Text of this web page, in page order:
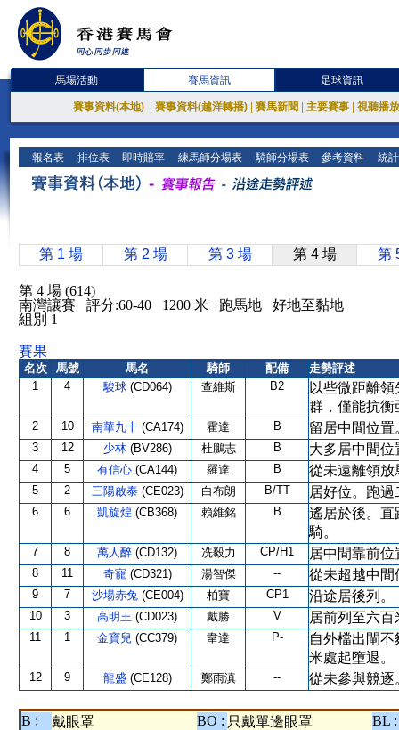
馬場活動 賽馬資訊 足球資訊
賽事資料(本地) 賽事資料(越洋轉播) 賽馬新聞 主要賽事 視聽播
報名表 排位表 即時賠率 練馬師分場表 騎師分場表 參考資料 統
第 1 場 第 2 場 第 3 場 第 4 場 第
第 4 場 (614)
南灣讓賽 評分:60-40 1200 米 跑馬地 好地至黏地
組別 1
賽果
名次 馬號 馬名 騎師 配備
走勢評述
1
4 駿球 (CD064) 查維斯 B2
以些微距離
群，僅能抗衡
2 10 南華九十 (CA174) 霍達 B 留居中間位
3 12 少林 (BV286) 杜鵬志 B 大多居中間
4 5 有信心 (CA144) 羅達 B 從未遠離領放
5 2 三陽啟泰 (CE023) 白布朗 B/TT 居好位。跑
6 6 凱旋煌 (CB368) 賴維銘 B
遙居於後。直
騎。
7 8 萬人醉 (CD132) 冼毅力 CP/H1 居中間靠前
8 11 奇寵 (CD321) 湯智傑 -- 從未超越中間
9 7 沙場赤兔 (CE004) 柏寶 CP1 沿途居後列。
10 3 高明王 (CD023) 戴勝 V 居前列至六
11 1 金寶兒 (CC379) 韋達 P-
自外檔出閘
米處起墮退。
12 9 龍盛 (CE128) 鄭雨滇 -- 從未參與競逐
B : 戴眼罩 BO : 只戴單邊眼罩
BL :